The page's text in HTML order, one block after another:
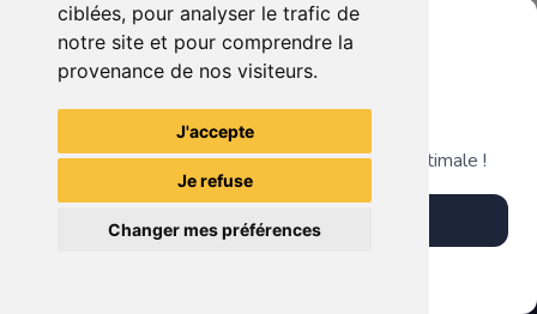
ciblées, pour analyser le trafic de
notre site et pour comprendre la
provenance de nos visiteurs.
J'accepte
Je refuse
Changer mes préférences
19.90 € 0
Castlevania : Lords Of Shadow Xbox 360
19.90 €
TheGamingR83
Grenier du Geek
Télécharge notre app pour une expérience optimale !
Télécharger l'app